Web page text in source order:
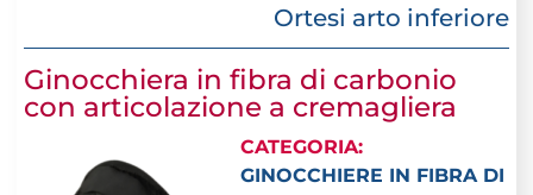
Ortesi arto inferiore
Ginocchiera in fibra di carbonio
con articolazione a cremagliera
CATEGORIA:
GINOCCHIERE IN FIBRA DI